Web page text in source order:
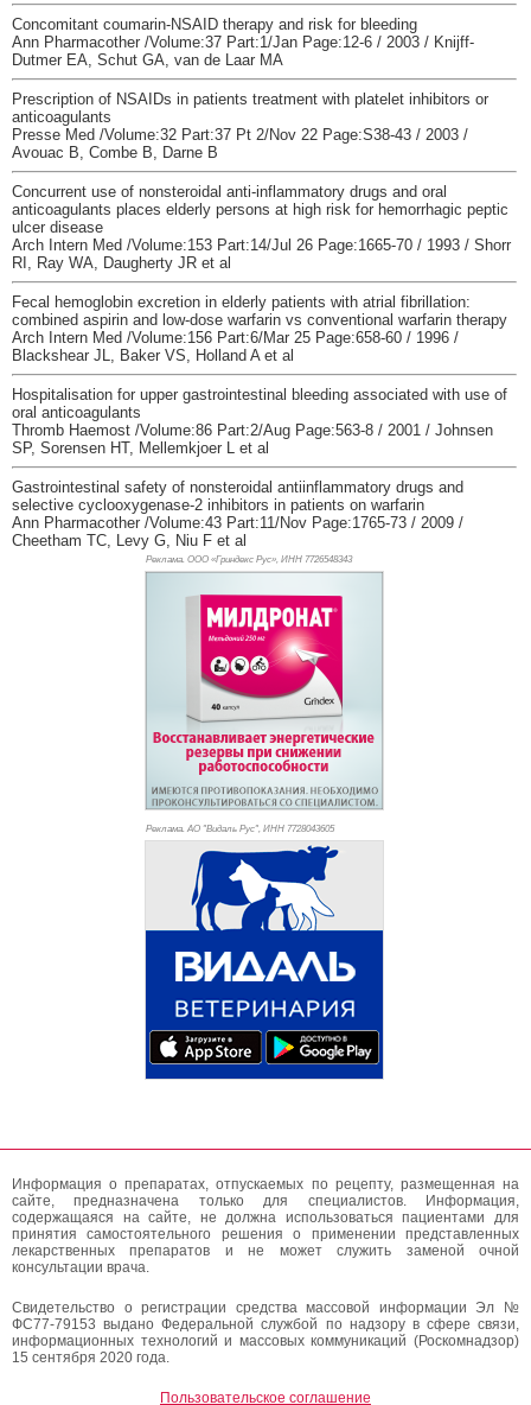
Concomitant coumarin-NSAID therapy and risk for bleeding
Ann Pharmacother /Volume:37 Part:1/Jan Page:12-6 / 2003 / Knijff-
Dutmer EA, Schut GA, van de Laar MA
Prescription of NSAIDs in patients treatment with platelet inhibitors or
anticoagulants
Presse Med /Volume:32 Part:37 Pt 2/Nov 22 Page:S38-43 / 2003 /
Avouac B, Combe B, Darne B
Concurrent use of nonsteroidal anti-inflammatory drugs and oral
anticoagulants places elderly persons at high risk for hemorrhagic peptic
ulcer disease
Arch Intern Med /Volume:153 Part:14/Jul 26 Page:1665-70 / 1993 / Shorr
RI, Ray WA, Daugherty JR et al
Fecal hemoglobin excretion in elderly patients with atrial fibrillation:
combined aspirin and low-dose warfarin vs conventional warfarin therapy
Arch Intern Med /Volume:156 Part:6/Mar 25 Page:658-60 / 1996 /
Blackshear JL, Baker VS, Holland A et al
Hospitalisation for upper gastrointestinal bleeding associated with use of
oral anticoagulants
Thromb Haemost /Volume:86 Part:2/Aug Page:563-8 / 2001 / Johnsen
SP, Sorensen HT, Mellemkjoer L et al
Gastrointestinal safety of nonsteroidal antiinflammatory drugs and
selective cyclooxygenase-2 inhibitors in patients on warfarin
Ann Pharmacother /Volume:43 Part:11/Nov Page:1765-73 / 2009 /
Cheetham TC, Levy G, Niu F et al
Реклама. ООО «Гриндекс Рус», ИНН 7726548343
Реклама. АО "Видаль Рус", ИНН 7728043605
Информация о препаратах, отпускаемых по рецепту, размещенная на
сайте, предназначена только для специалистов. Информация,
содержащаяся на сайте, не должна использоваться пациентами для
принятия самостоятельного решения о применении представленных
лекарственных препаратов и не может служить заменой очной
консультации врача.
Свидетельство о регистрации средства массовой информации Эл №
ФС77-79153 выдано Федеральной службой по надзору в сфере связи,
информационных технологий и массовых коммуникаций (Роскомнадзор)
15 сентября 2020 года.
Пользовательское соглашение